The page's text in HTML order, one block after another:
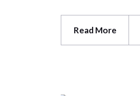
Read More